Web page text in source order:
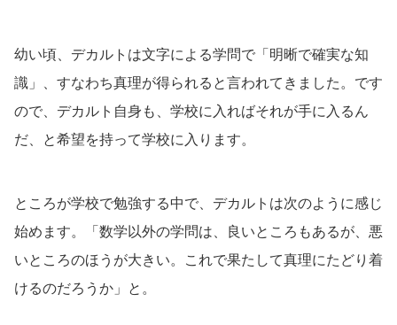
幼い頃、デカルトは文字による学問で「明晰で確実な知
識」、すなわち真理が得られると言われてきました。です
ので、デカルト自身も、学校に入ればそれが手に入るん
だ、と希望を持って学校に入ります。
ところが学校で勉強する中で、デカルトは次のように感じ
始めます。「数学以外の学問は、良いところもあるが、悪
いところのほうが大きい。これで果たして真理にたどり着
けるのだろうか」と。